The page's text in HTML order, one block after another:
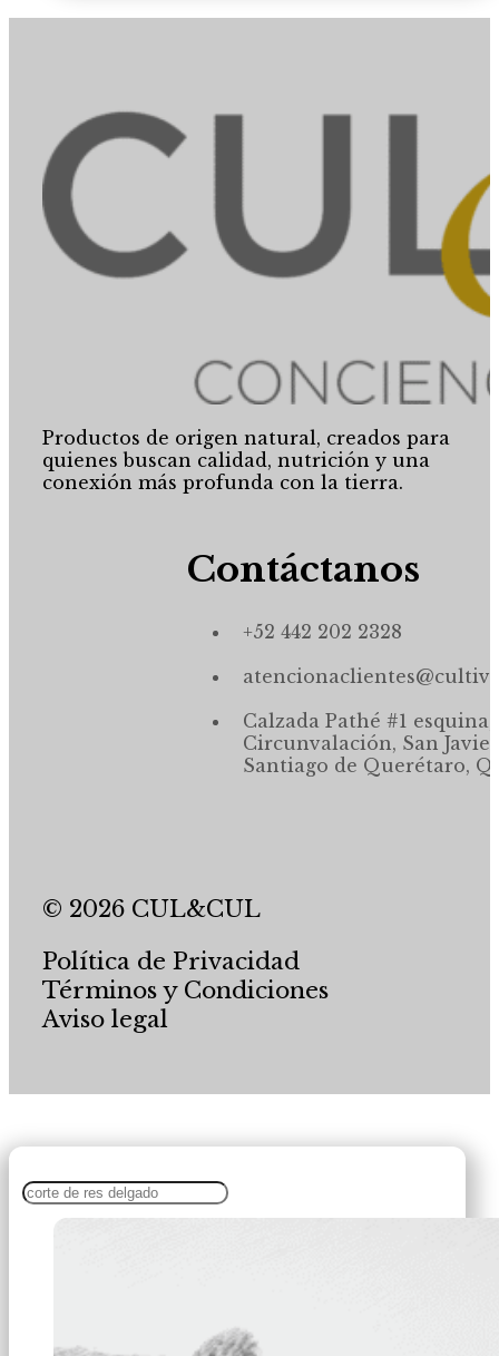
Productos de origen natural, creados para
quienes buscan calidad, nutrición y una
conexión más profunda con la tierra.
Contáctanos
+52 442 202 2328
Calzada Pathé #1 esquina,
Circunvalación, San
Santiago de Querétaro,
© 2026 CUL&CUL
Política de Privacidad
Términos y Condiciones
Aviso legal